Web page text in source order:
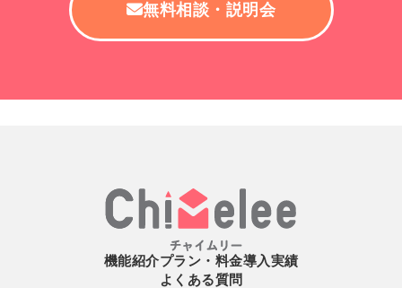
無料相談・説明会
機能紹介プラン・料金導入実績
よくある質問